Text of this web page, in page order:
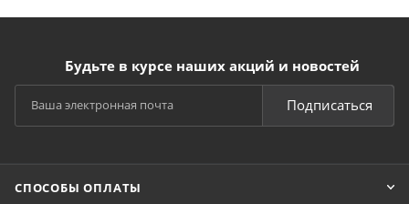
Будьте в курсе наших акций и новостей
Подписаться
СПОСОБЫ ОПЛАТЫ